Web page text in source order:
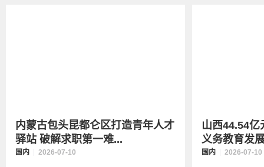
内蒙古包头昆都仑区打造青年人才
驿站 破解求职第一难...
国内 2026-07-10
山西44.54亿
义务教育发
国内 2026-07-10